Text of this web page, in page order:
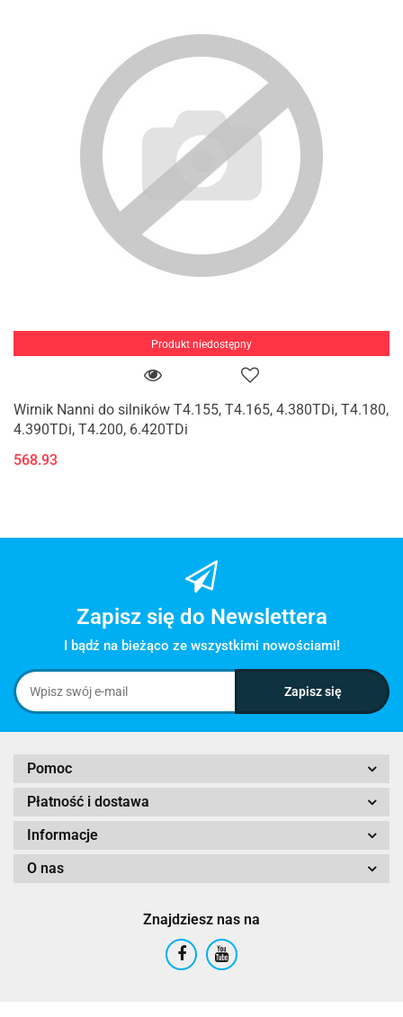
Produkt niedostępny
Wirnik Nanni do silników T4.155, T4.165, 4.380TDi, T4.180,
4.390TDi, T4.200, 6.420TDi
568.93
Zapisz się do Newslettera
I bądź na bieżąco ze wszystkimi nowościami!
Pomoc
Płatność i dostawa
Informacje
O nas
Znajdziesz nas na